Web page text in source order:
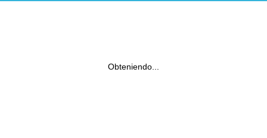
Obteniendo...